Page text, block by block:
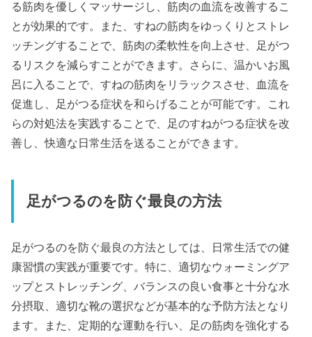
る筋肉を優しくマッサージし、筋肉の血流を改善するこ
とが効果的です。また、すねの筋肉をゆっくりとストレ
ッチングすることで、筋肉の柔軟性を向上させ、足がつ
るリスクを減らすことができます。さらに、温かいお風
呂に入ることで、すねの筋肉をリラックスさせ、血流を
促進し、足がつる症状を和らげることが可能です。これ
らの対処法を実践することで、足のすねがつる症状を改
善し、快適な日常生活を送ることができます。
足がつるのを防ぐ最良の方法
足がつるのを防ぐ最良の方法としては、日常生活での健
康習慣の実践が重要です。特に、適切なウォーミングア
ップとストレッチング、バランスの良い食事と十分な水
分摂取、適切な靴の選択などが基本的な予防方法となり
ます。また、定期的な運動を行い、足の筋肉を強化する